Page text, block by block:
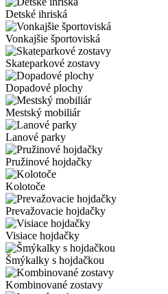
Detské ihriská
Vonkajšie športoviská
Skateparkové zostavy
Dopadové plochy
Mestský mobiliár
Lanové parky
Pružinové hojdačky
Kolotoče
Prevažovacie hojdačky
Visiace hojdačky
Šmýkalky s hojdačkou
Kombinované zostavy